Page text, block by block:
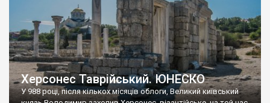
Херсонес Таврійський. ЮНЕСКО
У 988 році, після кількох місяців облоги, Великий київський